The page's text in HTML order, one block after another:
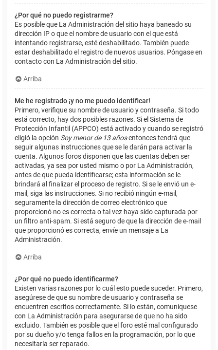
¿Por qué no puedo registrarme?
Es posible que La Administración del sitio haya baneado su
dirección IP o que el nombre de usuario con el que está
intentando registrarse, esté deshabilitado. También puede
estar deshabilitado el registro de nuevos usuarios. Póngase en
contacto con La Administración del sitio.
Arriba
Me he registrado ¡y no me puedo identificar!
Primero, verifique su nombre de usuario y contraseña. Si todo
está correcto, hay dos posibles razones. Si el Sistema de
Protección Infantil (APPCO) está activado y cuando se registró
eligió la opción Soy menor de 13 añosentonces tendrá que
seguir algunas instrucciones que se le darán para activar la
cuenta. Algunos foros disponen que las cuentas deben ser
activadas, ya sea por usted mismo o por La Administración,
antes de que pueda identificarse; esta información se le
brindará al finalizar el proceso de registro. Si se le envió un e-
mail, siga las instrucciones. Si no recibió ningún e-mail,
seguramente la dirección de correo electrónico que
proporcionó no es correcta o tal vez haya sido capturada por
un filtro anti-spam. Si está seguro de que la dirección de e-mail
que proporcionó es correcta, envíe un mensaje a La
Administración.
Arriba
¿Por qué no puedo identificarme?
Existen varias razones por lo cuál esto puede suceder. Primero,
asegúrese de que su nombre de usuario y contraseña se
encuentren escritos correctamente. Si lo están, comuníquese
con La Administración para asegurarse de que no ha sido
excluido. También es posible que el foro esté mal configurado
por su dueño y/o tenga fallos en la programación, por lo que
necesitaría ser reparado.